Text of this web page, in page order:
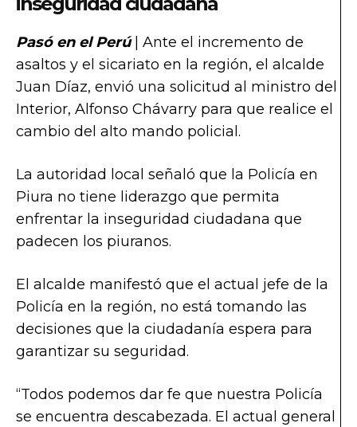
Pasó en el Perú| Ante el incremento de
asaltos y el sicariato en la región, el alcalde
Juan Díaz, envió una solicitud al ministro del
Interior, Alfonso Chávarry para que realice el
cambio del alto mando policial.
La autoridad local señaló que la Policía en
Piura no tiene liderazgo que permita
enfrentar la inseguridad ciudadana que
padecen los piuranos.
El alcalde manifestó que el actual jefe de la
Policía en la región, no está tomando las
decisiones que la ciudadanía espera para
garantizar su seguridad.
“Todos podemos dar fe que nuestra Policía
se encuentra descabezada. El actual general